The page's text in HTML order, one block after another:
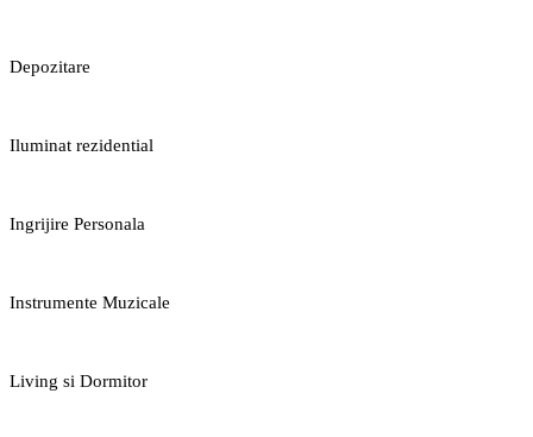
Depozitare
Iluminat rezidential
Ingrijire Personala
Instrumente Muzicale
Living si Dormitor